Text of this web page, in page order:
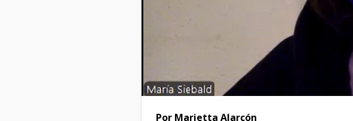
Por Marietta Alarcón